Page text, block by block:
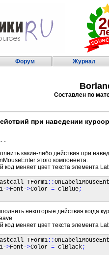
Форум Журнал
Составлен по
при наведении
-
какие-либо действия при
этого компонента.
меняет цвет текста элемента
TForm1 ::
->Font ->Color = clBlue;
некоторые действия когда
меняет цвет текста элемента
TForm1 ::
->Font ->Color = clBlack;